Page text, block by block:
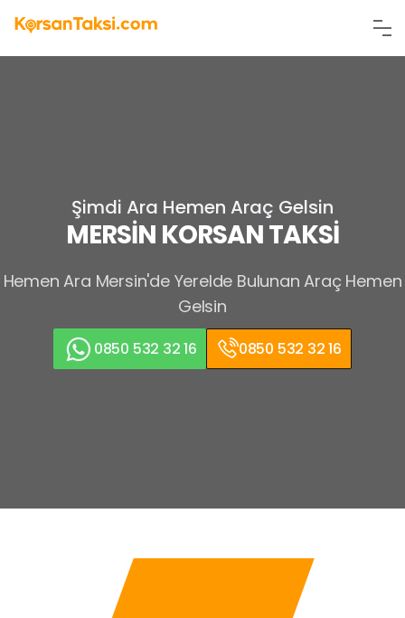
Şimdi Ara Hemen Araç Gelsin
MERSİN KORSAN TAKSİ
Hemen Ara Mersin'de Yerelde Bulunan Araç Hemen
Gelsin
0850 532 32 16 0850 532 32 16